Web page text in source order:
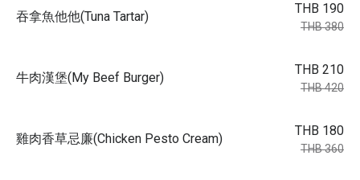
吞拿魚他他(Tuna Tartar)
THB 190
THB 380
牛肉漢堡(My Beef Burger)
THB 210
THB 420
雞肉香草忌廉(Chicken Pesto Cream)
THB 180
THB 360